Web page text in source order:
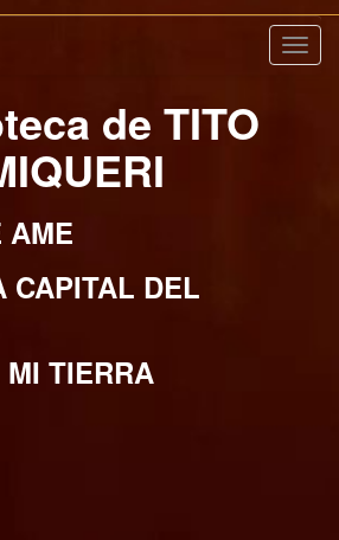
de TITO
AME
CAPITAL DEL
TIERRA